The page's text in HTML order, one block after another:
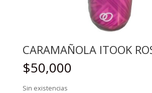
CARAMAÑOLA ITOOK
$50,000
Sin existencias